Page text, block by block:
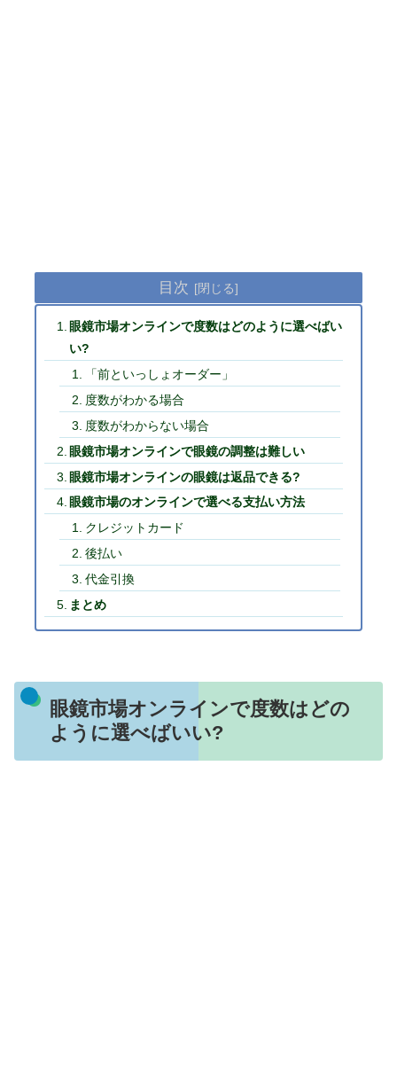
目次
眼鏡市場オンラインで度数はどのように選べばい
い?
「前といっしょオーダー」
度数がわかる場合
度数がわからない場合
眼鏡市場オンラインで眼鏡の調整は難しい
眼鏡市場オンラインの眼鏡は返品できる?
眼鏡市場のオンラインで選べる支払い方法
クレジットカード
後払い
代金引換
まとめ
眼鏡市場オンラインで度数はどの
ように選べばいい?